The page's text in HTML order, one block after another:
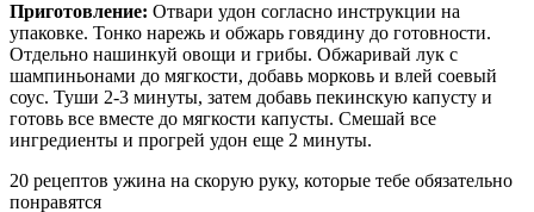
Приготовление: Отвари удон согласно инструкции на
упаковке. Тонко нарежь и обжарь говядину до готовности.
Отдельно нашинкуй овощи и грибы. Обжаривай лук с
шампиньонами до мягкости, добавь морковь и влей соевый
соус. Туши 2-3 минуты, затем добавь пекинскую капусту и
готовь все вместе до мягкости капусты. Смешай все
ингредиенты и прогрей удон еще 2 минуты.
20 рецептов ужина на скорую руку, которые тебе обязательно
понравятся